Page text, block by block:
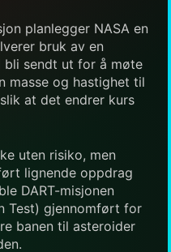
planlegger NASA en
bruk av en
bli sendt ut for å møte
masse og hastighet til
at det endrer kurs
uten risiko, men
lignende oppdrag
DART-misjonen
Test) gjennomført for
banen til asteroider